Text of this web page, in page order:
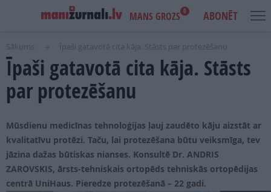
MANS GROZS 0
USER
ACCOUNT
MENU
MAIN
NAVIGATION
IENĀKT
AKCIJAS
NOTIKUMI
IZDEVUMI
LASI PAR BRĪVU
ABONĒT
Sākums Īpaši gatavotā cita kāja. Stāsts par protezēšanu
Īpaši gatavotā cita kāja. Stāsts
par protezēšanu
Mūsdienu medicīnas tehnoloģijas ļauj zaudēto kāju aizstāt ar
kvalitatīvu protēzi. Taču, lai protezēšana būtu veiksmīga, tev
jāzina dažas būtiskas nianses. Konsultē Dr. ANDRIS
ZAROVSKIS, ārsts-tehniskais ortopēds tehniskās ortopēdijas
centrā UniHaus. Pieredze protezēšanā – 22 gadi.